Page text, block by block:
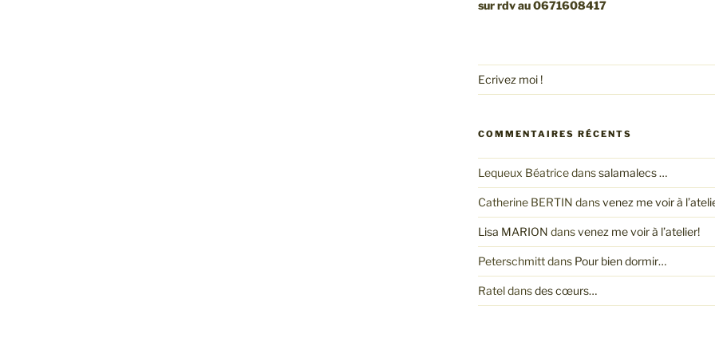
sur rdv au 0671608417
Ecrivez moi !
COMMENTAIRES RÉCENTS
Lequeux Béatricedanssalamalecs …
Catherine BERTIN dansvenez me voir à
Lisa MARION dansvenez me voir à l’atelier!
Peterschmittdans Pour bien dormir…
Rateldansdes cœurs…